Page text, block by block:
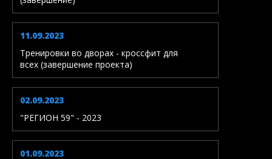
11.09.2023
Тренировки во дворах - кроссфит для
всех (завершение проекта)
02.09.2023
"РЕГИОН 59" - 2023
01.09.2023